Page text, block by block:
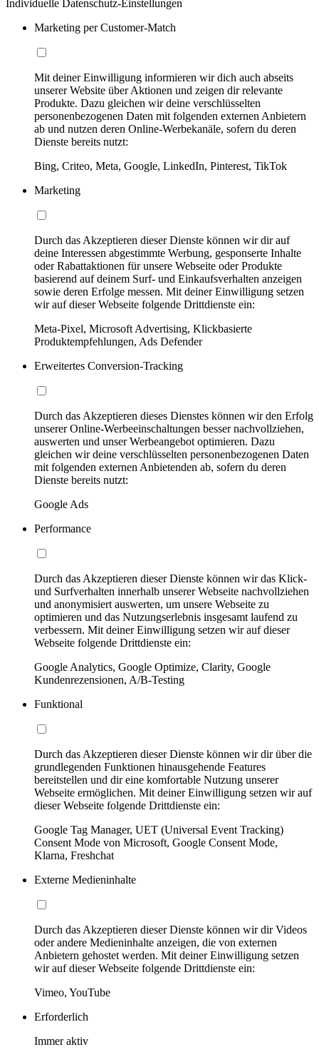
Individuelle Datenschutz-Einstellungen
Marketing per Customer-Match
Mit deiner Einwilligung informieren wir dich auch abseits
unserer Website über Aktionen und zeigen dir relevante
Produkte. Dazu gleichen wir deine verschlüsselten
personenbezogenen Daten mit folgenden externen Anbietern
ab und nutzen deren Online-Werbekanäle, sofern du deren
Dienste bereits nutzt:
Bing, Criteo, Meta, Google, LinkedIn, Pinterest, TikTok
Marketing
Durch das Akzeptieren dieser Dienste können wir dir auf
deine Interessen abgestimmte Werbung, gesponserte Inhalte
oder Rabattaktionen für unsere Webseite oder Produkte
basierend auf deinem Surf- und Einkaufsverhalten anzeigen
sowie deren Erfolge messen. Mit deiner Einwilligung setzen
wir auf dieser Webseite folgende Drittdienste ein:
Meta-Pixel, Microsoft Advertising, Klickbasierte
Produktempfehlungen, Ads Defender
Erweitertes Conversion-Tracking
Durch das Akzeptieren dieses Dienstes können wir den Erfolg
unserer Online-Werbeeinschaltungen besser nachvollziehen,
auswerten und unser Werbeangebot optimieren. Dazu
gleichen wir deine verschlüsselten personenbezogenen Daten
mit folgenden externen Anbietenden ab, sofern du deren
Dienste bereits nutzt:
Google Ads
Performance
Durch das Akzeptieren dieser Dienste können wir das Klick-
und Surfverhalten innerhalb unserer Webseite nachvollziehen
und anonymisiert auswerten, um unsere Webseite zu
optimieren und das Nutzungserlebnis insgesamt laufend zu
verbessern. Mit deiner Einwilligung setzen wir auf dieser
Webseite folgende Drittdienste ein:
Google Analytics, Google Optimize, Clarity, Google
Kundenrezensionen, A/B-Testing
Funktional
Durch das Akzeptieren dieser Dienste können wir dir über die
grundlegenden Funktionen hinausgehende Features
bereitstellen und dir eine komfortable Nutzung unserer
Webseite ermöglichen. Mit deiner Einwilligung setzen wir auf
dieser Webseite folgende Drittdienste ein:
Google Tag Manager, UET (Universal Event Tracking)
Consent Mode von Microsoft, Google Consent Mode,
Klarna, Freshchat
Externe Medieninhalte
Durch das Akzeptieren dieser Dienste können wir dir Videos
oder andere Medieninhalte anzeigen, die von externen
Anbietern gehostet werden. Mit deiner Einwilligung setzen
wir auf dieser Webseite folgende Drittdienste ein:
Vimeo, YouTube
Erforderlich
Immer aktiv